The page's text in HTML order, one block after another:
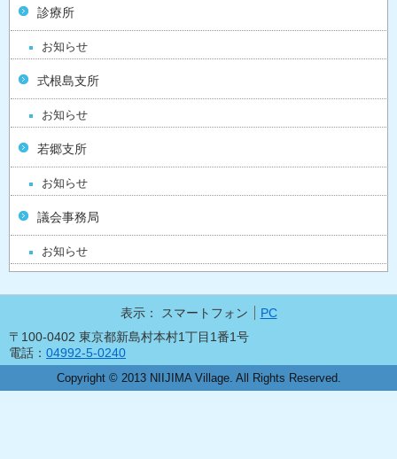
診療所
お知らせ
式根島支所
お知らせ
若郷支所
お知らせ
議会事務局
お知らせ
表示： スマートフォン
PC
〒100-0402 東京都新島村本村1丁目1番1号
電話： 04992-5-0240
Copyright © 2013 NIIJIMA Village. All Rights Reserved.